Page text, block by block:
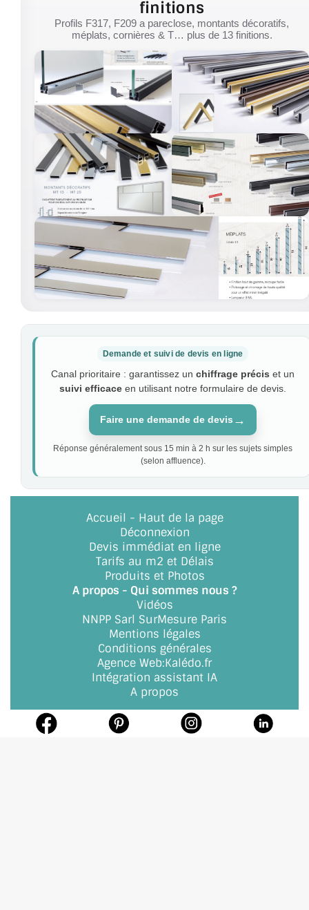
finitions
Profils F317, F209 a pareclose, montants décoratifs,
méplats, cornières & T… plus de 13 finitions.
Demande et suivi de devis en ligne
Canal prioritaire : garantissez un chiffrage précis et un
suivi efficace en utilisant notre formulaire de devis.
Faire une demande de devis →
Réponse généralement sous 15 min à 2 h sur les sujets simples
(selon affluence).
Accueil - Haut de la page
Déconnexion
Devis immédiat en ligne
Tarifs au m2 et Délais
Produits et Photos
A propos - Qui sommes nous ?
Vidéos
NNPP Sarl SurMesure Paris
Mentions légales
Conditions générales
Agence Web:Kalédo.fr
Intégration assistant IA
A propos